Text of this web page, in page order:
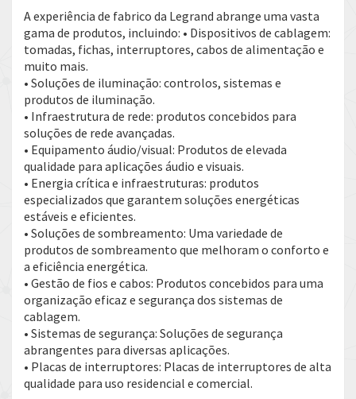
A experiência de fabrico da Legrand abrange uma vasta
gama de produtos, incluindo: • Dispositivos de cablagem:
tomadas, fichas, interruptores, cabos de alimentação e
muito mais.
• Soluções de iluminação: controlos, sistemas e
produtos de iluminação.
• Infraestrutura de rede: produtos concebidos para
soluções de rede avançadas.
• Equipamento áudio/visual: Produtos de elevada
qualidade para aplicações áudio e visuais.
• Energia crítica e infraestruturas: produtos
especializados que garantem soluções energéticas
estáveis ​​e eficientes.
• Soluções de sombreamento: Uma variedade de
produtos de sombreamento que melhoram o conforto e
a eficiência energética.
• Gestão de fios e cabos: Produtos concebidos para uma
organização eficaz e segurança dos sistemas de
cablagem.
• Sistemas de segurança: Soluções de segurança
abrangentes para diversas aplicações.
• Placas de interruptores: Placas de interruptores de alta
qualidade para uso residencial e comercial.